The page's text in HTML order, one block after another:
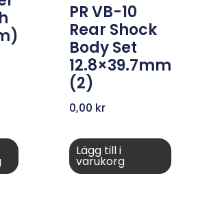
PR VB-10
Rear Shock
Body Set
12.8×39.7mm
(2)
0,00 kr
Lägg till i
varukorg